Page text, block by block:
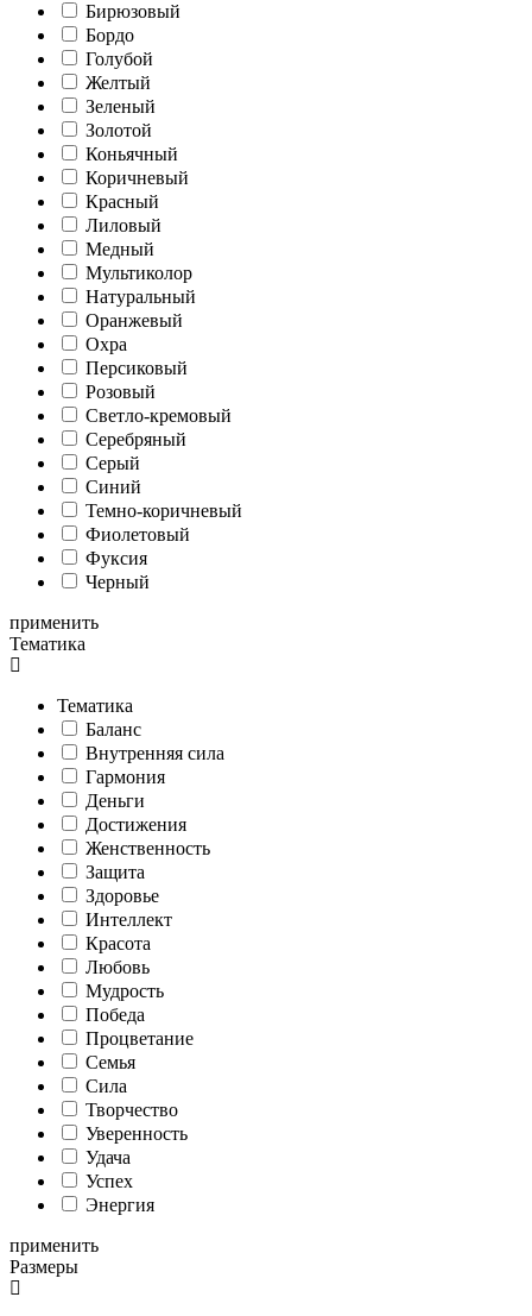
Бирюзовый
Бордо
Голубой
Желтый
Зеленый
Золотой
Коньячный
Коричневый
Красный
Лиловый
Медный
Мультиколор
Натуральный
Оранжевый
Охра
Персиковый
Розовый
Светло-кремовый
Серебряный
Серый
Синий
Темно-коричневый
Фиолетовый
Фуксия
Черный
применить
Тематика
Тематика
Баланс
Внутренняя сила
Гармония
Деньги
Достижения
Женственность
Защита
Здоровье
Интеллект
Красота
Любовь
Мудрость
Победа
Процветание
Семья
Сила
Творчество
Уверенность
Удача
Успех
Энергия
применить
Размеры